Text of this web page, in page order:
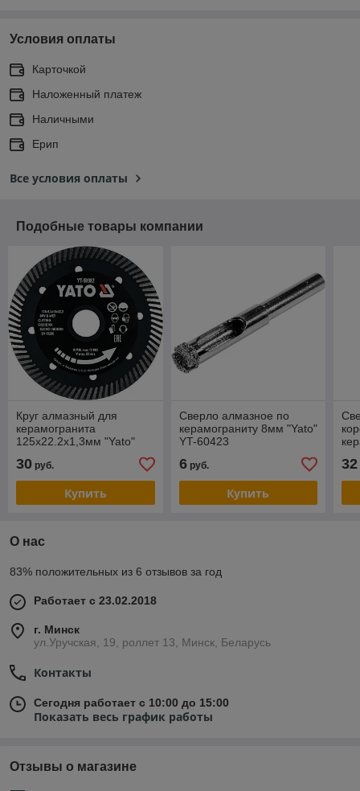
Условия оплаты
Карточкой
Наложенный платеж
Наличными
Ерип
Все условия оплаты
Подобные товары компании
Круг алмазный для
керамогранита
125x22.2x1,3мм "Yato"
30 руб.
Купить
Сверло алмазное по
керамограниту 8мм "Yato"
YT-60423
6руб.
Купить
32
О нас
83% положительных из 6 отзывов за год
Работает с 23.02.2018
г. Минск
ул.Уручская, 19, роллет 13, Минск, Беларусь
Контакты
Сегодня работает с 10:00 до 15:00
Показать весь график работы
Отзывы о магазине